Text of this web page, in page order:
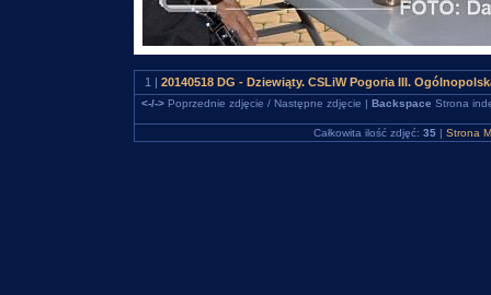
1 | 20140518 DG - Dziewiąty. CSLiW Pogoria III.
<-/->Poprzednie zdjęcie / Następne zdjęcie | Backspace Strona
Całkowita ilość zdjęć: 35 | Strona